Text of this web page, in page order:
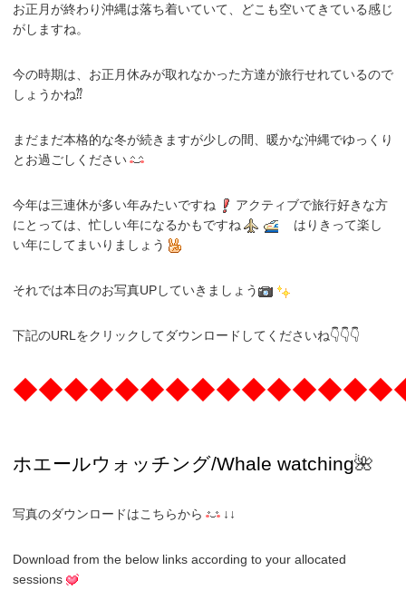
お正月が終わり沖縄は落ち着いていて、どこも空いてきている感じ
がしますね。
今の時期は、お正月休みが取れなかった方達が旅行せれているので
しょうかね⁇
まだまだ本格的な冬が続きますが少しの間、暖かな沖縄でゆっくり
とお過ごしください
今年は三連休が多い年みたいですね
アクティブで旅行好きな方
にとっては、忙しい年になるかもですね
はりきって楽し
い年にしてまいりましょう
それでは本日のお写真UPしていきましょう
下記のURLをクリックしてダウンロードしてくださいね👇👇👇
ホエールウォッチング/Whale watching🌺
写真のダウンロードはこちらから ↓↓
Download from the below links according to your allocated
sessions